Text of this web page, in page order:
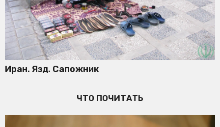
Иран. Язд. Сапожник
ЧТО ПОЧИТАТЬ